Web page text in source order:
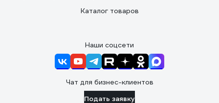
Каталог товаров
Наши соцсети
Чат для бизнес-клиентов
Подать заявку